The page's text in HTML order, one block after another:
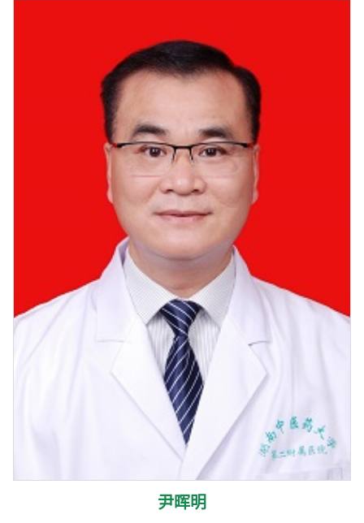
尹晖明